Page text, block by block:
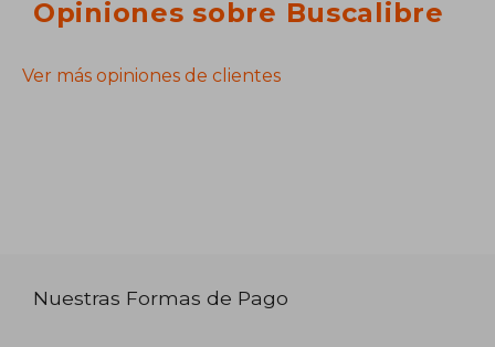
Opiniones sobre Buscalibre
Ver más opiniones de clientes
Nuestras Formas de Pago